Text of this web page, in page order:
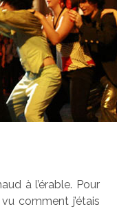
à l’érable. Pour
comment j’étais